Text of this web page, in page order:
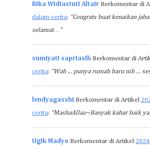
Rika Widiastuti Altair Berkomentar di
dalam cerita: “Congrats buat kenaikan
selamat…”
sumiyati sapriasih Berkomentar di
cerita: “Wah ... punya rumah baru nih ...
lendyagasshi Berkomentar di Artikel
cerita: “MashaAllaa~Banyak kabar baik
Ugik Madyo Berkomentar di Artikel